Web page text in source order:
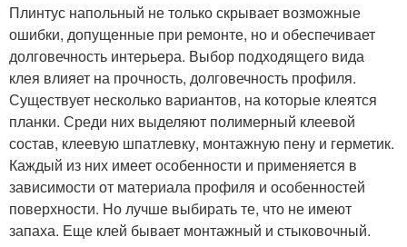
Плинтус напольный не только скрывает возможные
ошибки, допущенные при ремонте, но и обеспечивает
долговечность интерьера. Выбор подходящего вида
клея влияет на прочность, долговечность профиля.
Существует несколько вариантов, на которые клеятся
планки. Среди них выделяют полимерный клеевой
состав, клеевую шпатлевку, монтажную пену и герметик.
Каждый из них имеет особенности и применяется в
зависимости от материала профиля и особенностей
поверхности. Но лучше выбирать те, что не имеют
запаха. Еще клей бывает монтажный и стыковочный.